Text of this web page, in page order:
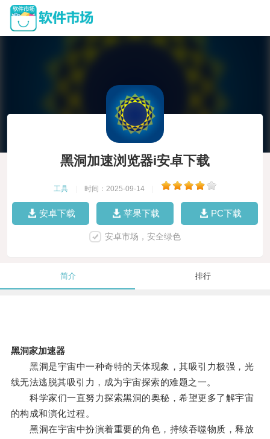
黑洞加速浏览器i安卓下载
工具 时间：2025-09-14
安卓下载 苹果下载 PC下载
安卓市场，安全绿色
简介 排行
黑洞家加速器
黑洞是宇宙中一种奇特的天体现象，其吸引力极强，光
线无法逃脱其吸引力，成为宇宙探索的难题之一。
科学家们一直努力探索黑洞的奥秘，希望更多了解宇宙
的构成和演化过程。
黑洞在宇宙中扮演着重要的角色，持续吞噬物质，释放